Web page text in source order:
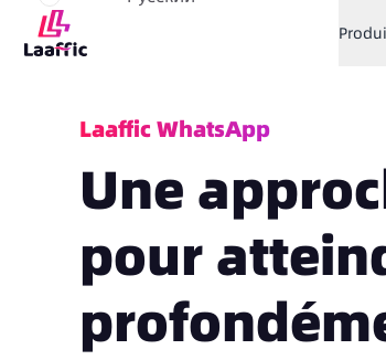
Laaffic WhatsApp
Une
pour